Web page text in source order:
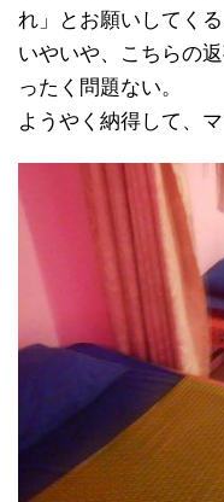
れ」とお願いしてくる
いやいや、こちらの
ったく問題ない。
ようやく納得して、